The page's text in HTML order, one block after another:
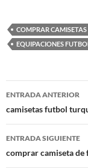
COMPRAR
EQUIPACIONES
Navegación
de
entradas
ENTRADA ANTERIOR
camisetas futbol
ENTRADA SIGUIENTE
comprar camiseta